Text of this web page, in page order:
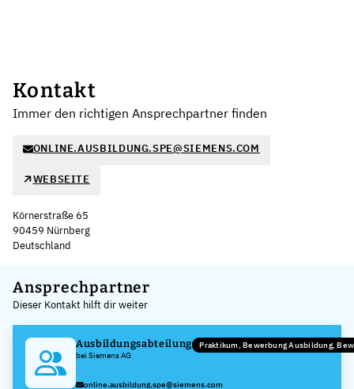
Kontakt
Immer den richtigen Ansprechpartner finden
ONLINE.AUSBILDUNG.SPE@SIEMENS.COM
WEBSEITE
Körnerstraße 65
90459 Nürnberg
Deutschland
+
−
Ansprechpartner
Dieser Kontakt hilft dir weiter
Ausbildungsabteilung
bei Siemens AG
Praktikum, Bewerbung Ausbildung,
online.ausbildung.spe@siemens.com